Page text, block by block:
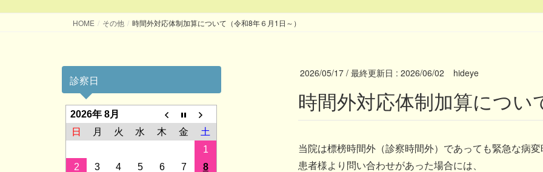
HOME その他 時間外対応体制加算について（令和8年６月1日～）
2026/05/17 / 最終更新日 : 2026/06/02 hideye
時間外対応体制加算につい
当院は標榜時間外（診察時間外）であっても緊急な病
患者様より問い合わせがあった場合には、
診察日
2026年 8月
日
月 火 水 木 金
土
1
2
3 4 5 6 7
8